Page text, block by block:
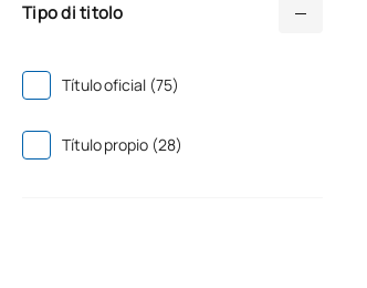
Tipo di titolo
Título oficial (75)
Título propio (28)